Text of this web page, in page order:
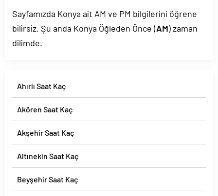
Sayfamızda Konya ait AM ve PM bilgilerini öğrene
bilirsiz. Şu anda Konya Öğleden Önce (AM) zaman
dilimde.
Ahırlı Saat Kaç
Akören Saat Kaç
Akşehir Saat Kaç
Altınekin Saat Kaç
Beyşehir Saat Kaç